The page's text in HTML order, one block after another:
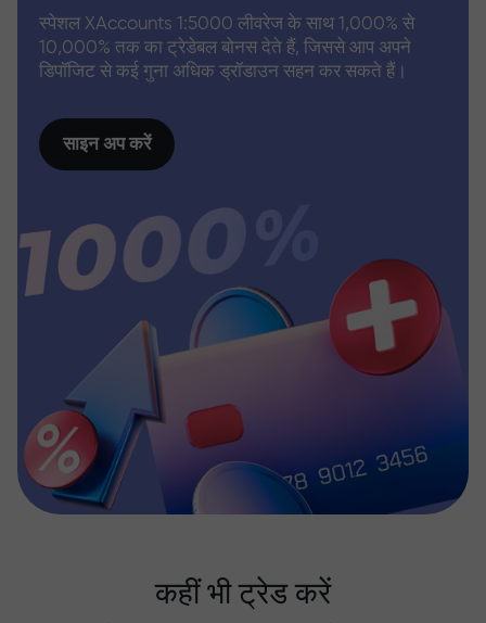
स्पेशल XAccounts 1:5000 लीवरेज के साथ 1,000% से
10,000% तक का ट्रेडेबल बोनस देते हैं, जिससे आप अपने
डिपॉजिट से कई गुना अधिक ड्रॉडाउन सहन कर सकते हैं।
साइन अप करें
कहीं भी ट्रेड करें